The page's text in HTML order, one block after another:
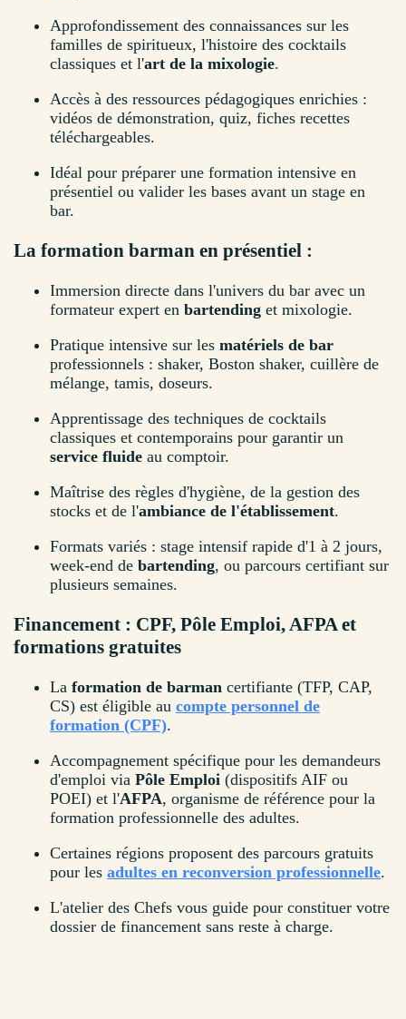
Approfondissement des connaissances sur les
familles de spiritueux, l'histoire des cocktails
classiques et l'art de la mixologie.
Accès à des ressources pédagogiques enrichies :
vidéos de démonstration, quiz, fiches recettes
téléchargeables.
Idéal pour préparer une formation intensive en
présentiel ou valider les bases avant un stage en
bar.
La formation barman en présentiel :
Immersion directe dans l'univers du bar avec un
formateur expert en bartending et mixologie.
Pratique intensive sur les matériels de bar
professionnels : shaker, Boston shaker, cuillère de
mélange, tamis, doseurs.
Apprentissage des techniques de cocktails
classiques et contemporains pour garantir un
service fluide au comptoir.
Maîtrise des règles d'hygiène, de la gestion des
stocks et de l'ambiance de l'établissement.
Formats variés : stage intensif rapide d'1 à 2 jours,
week-end de bartending, ou parcours certifiant sur
plusieurs semaines.
Financement : CPF, Pôle Emploi, AFPA et
formations gratuites
La formation de barman certifiante (TFP, CAP,
CS) est éligible au compte personnel de
formation (CPF).
Accompagnement spécifique pour les demandeurs
d'emploi via Pôle Emploi (dispositifs AIF ou
POEI) et l'AFPA, organisme de référence pour la
formation professionnelle des adultes.
Certaines régions proposent des parcours gratuits
pour les adultes en reconversion professionnelle.
L'atelier des Chefs vous guide pour constituer votre
dossier de financement sans reste à charge.